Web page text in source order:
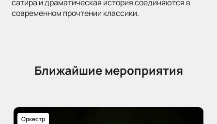
сатира и драматическая история соединяются в
современном прочтении классики.
Ближайшие мероприятия
Оркестр